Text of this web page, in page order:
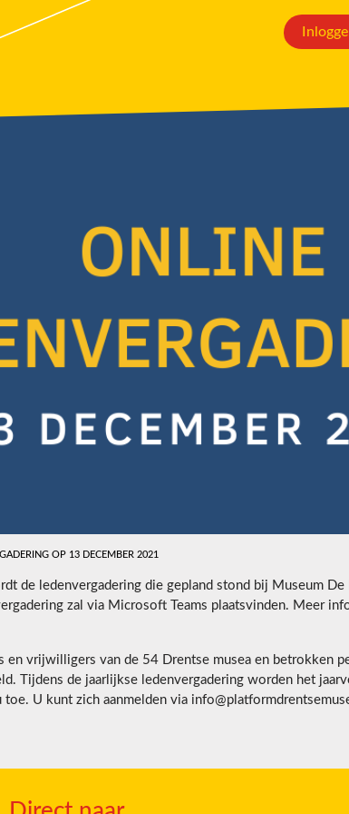
OP 13 DECEMBER 2021
de ledenvergadering die gepland stond bij Museum
zal via Microsoft Teams plaatsvinden. Meer
vrijwilligers van de 54 Drentse musea en betrokken
Tijdens de jaarlijkse ledenvergadering worden het
U kunt zich aanmelden via